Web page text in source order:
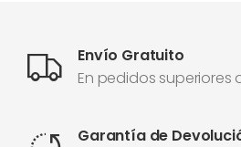
Envío Gratuito
En pedidos superiores
Garantía de